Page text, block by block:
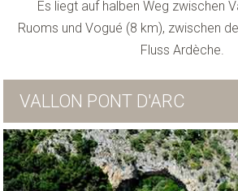
Es liegt auf halben Weg zwischen
Ruoms und Vogué (8 km), zwischen
Fluss Ardèche.
VALLON PONT D'ARC